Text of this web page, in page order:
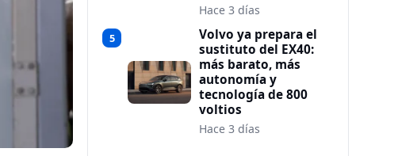
Hace 3 días
5
Volvo ya prepara el
sustituto del EX40:
más barato, más
autonomía y
tecnología de 800
voltios
Hace 3 días